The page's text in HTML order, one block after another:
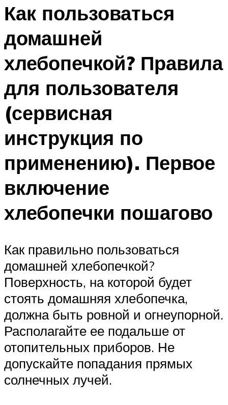
Как пользоваться
домашней
хлебопечкой? Правила
для пользователя
(сервисная
инструкция по
применению). Первое
включение
хлебопечки пошагово
Как правильно пользоваться
домашней хлебопечкой?
Поверхность, на которой будет
стоять домашняя хлебопечка,
должна быть ровной и огнеупорной.
Располагайте ее подальше от
отопительных приборов. Не
допускайте попадания прямых
солнечных лучей.